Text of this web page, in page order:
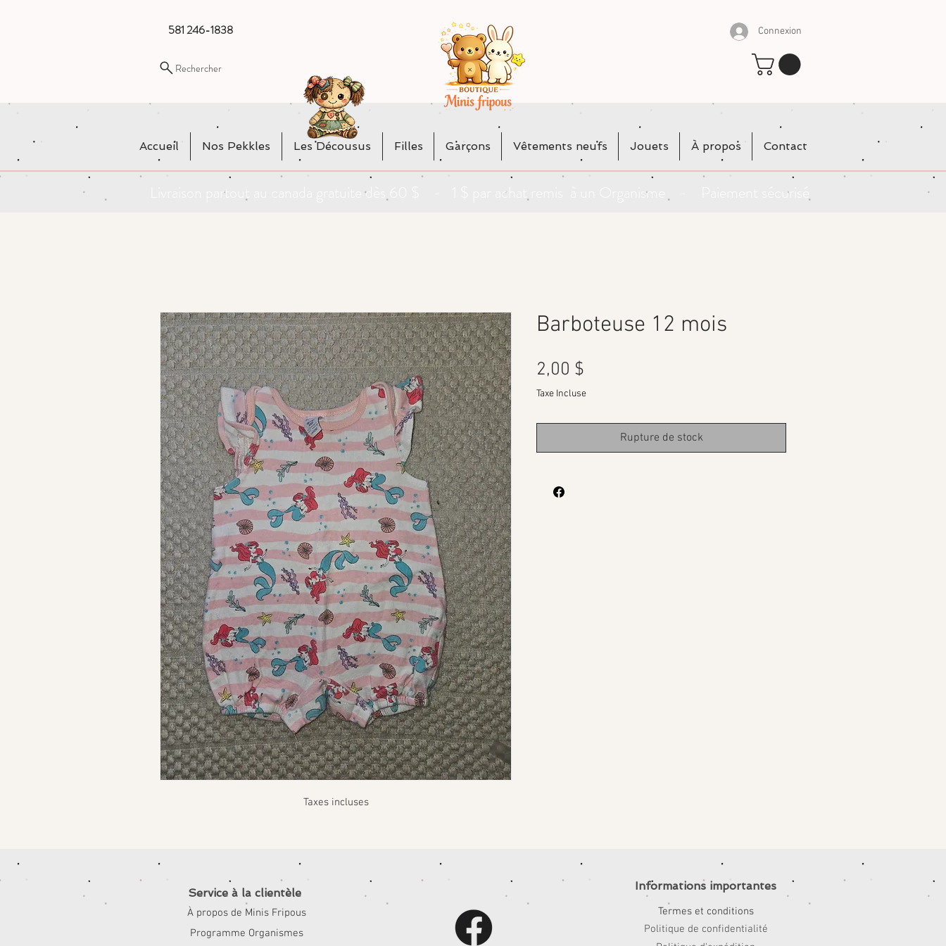
581 246-1838
Rechercher
Connexion
Accueil Nos Pekkles Les Décousus Filles Garçons Vêtements neufs Jouets À propos Contact
Livraison partout au canada gratuite dès 60 $ - 1 $ par achat remis à un Organisme - Paiement sécurisé
Taxes incluses
Barboteuse 12 mois
2,00 $
Taxe Incluse
Rupture de stock
Service à la clientèle
À propos de Minis Fripous
Programme Organismes
Informations importantes
Termes et conditions
Politique de confidentialité